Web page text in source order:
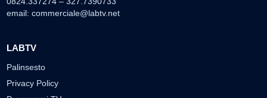
email: commerciale@labtv.net
LABTV
Palinsesto
Privacy Policy